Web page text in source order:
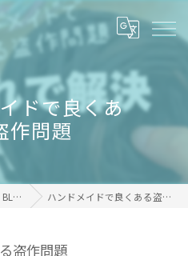
ドで良くあ
作問題
BLOG ハンドメイドで良くある盗作問題
盗作問題